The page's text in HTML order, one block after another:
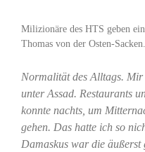
Milizionäre des HTS geben
Thomas von der Osten-Sacken.
Normalität des Alltags. Mir
unter Assad. Restaurants
konnte nachts, um
gehen. Das hatte ich so
Damaskus war die äußerst